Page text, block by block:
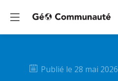
Publié le 28 mai 2026